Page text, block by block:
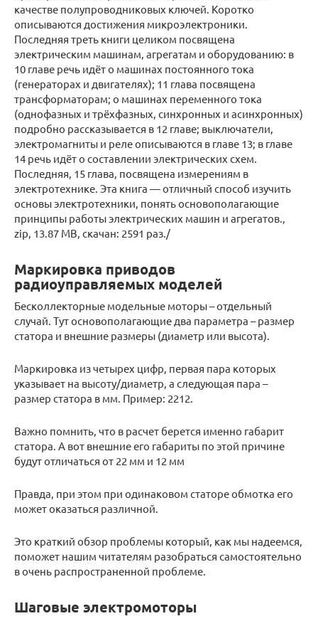
качестве полупроводниковых ключей. Коротко
описываются достижения микроэлектроники.
Последняя треть книги целиком посвящена
электрическим машинам, агрегатам и оборудованию: в
10 главе речь идёт о машинах постоянного тока
(генераторах и двигателях); 11 глава посвящена
трансформаторам; о машинах переменного тока
(однофазных и трёхфазных, синхронных и асинхронных)
подробно рассказывается в 12 главе; выключатели,
электромагниты и реле описываются в главе 13; в главе
14 речь идёт о составлении электрических схем.
Последняя, 15 глава, посвящена измерениям в
электротехнике. Эта книга — отличный способ изучить
основы электротехники, понять основополагающие
принципы работы электрических машин и агрегатов.,
zip, 13.87 MB, скачан: 2591 раз./
Маркировка приводов
радиоуправляемых моделей
Бесколлекторные модельные моторы – отдельный
случай. Тут основополагающие два параметра – размер
статора и внешние размеры (диаметр или высота).
Маркировка из четырех цифр, первая пара которых
указывает на высоту/диаметр, а следующая пара –
размер статора в мм. Пример: 2212.
Важно помнить, что в расчет берется именно габарит
статора. А вот внешние его габариты по этой причине
будут отличаться от 22 мм и 12 мм
Правда, при этом при одинаковом статоре обмотка его
может оказаться различной.
Это краткий обзор проблемы который, как мы надеемся,
поможет нашим читателям разобраться самостоятельно
в очень распространенной проблеме.
Шаговые электромоторы